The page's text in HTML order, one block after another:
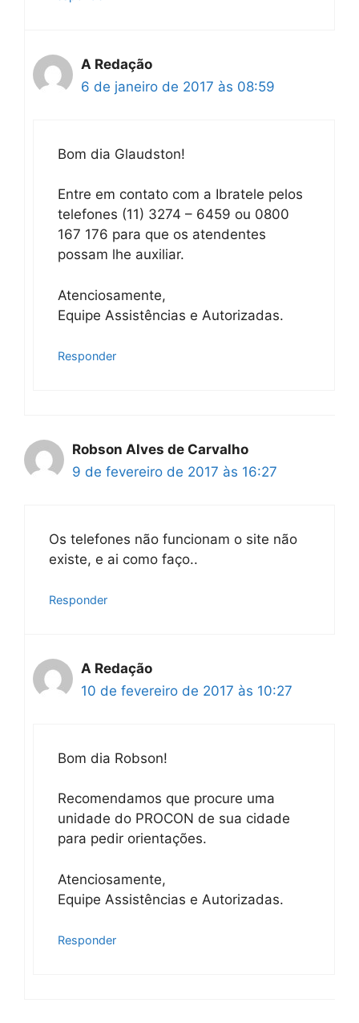
A Redação
6 de janeiro de 2017 às 08:59
Bom dia Glaudston!
Entre em contato com a Ibratele pelos
telefones (11) 3274 – 6459 ou 0800
167 176 para que os atendentes
possam lhe auxiliar.
Atenciosamente,
Equipe Assistências e Autorizadas.
Responder
Robson Alves de Carvalho
9 de fevereiro de 2017 às 16:27
Os telefones não funcionam o site não
existe, e ai como faço..
Responder
A Redação
10 de fevereiro de 2017 às 10:27
Bom dia Robson!
Recomendamos que procure uma
unidade do PROCON de sua cidade
para pedir orientações.
Atenciosamente,
Equipe Assistências e Autorizadas.
Responder